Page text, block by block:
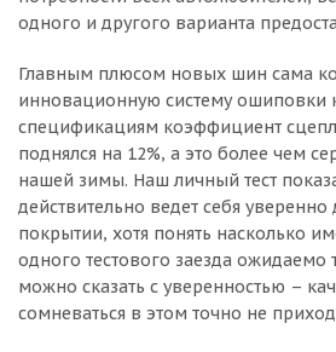
одного и другого варианта
Главным плюсом новых шин сама
инновационную систему ошиповки
спецификациям коэффициент
поднялся на 12%, а это более чем
нашей зимы. Наш личный тест
действительно ведет себя
покрытии, хотя понять насколько
одного тестового заезда
можно сказать с уверенностью –
сомневаться в этом точно не